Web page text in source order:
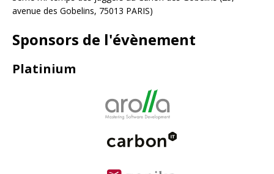
avenue des Gobelins, 75013 PARIS)
Sponsors de l'évènement
Platinium